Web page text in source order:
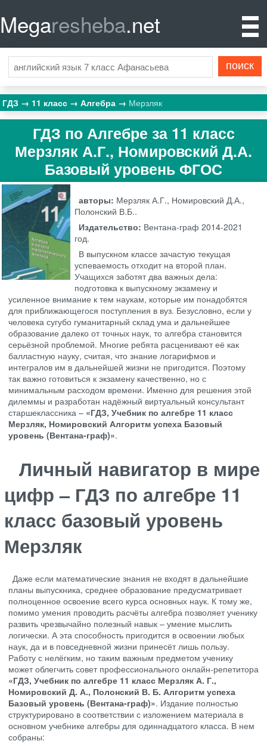
Megaresheba.net
ГДЗ 11 класс Алгебра Мерзляк
ГДЗ по Алгебре за 11 класс
Мерзляк А.Г., Номировский Д.А.
Базовый уровень ФГОС
авторы: Мерзляк А.Г., Номировский Д.А.,
Полонский В.Б..
Издательство: Вентана-граф 2014-2021
год.
В выпускном классе зачастую текущая
успеваемость отходит на второй план.
Учащихся заботят два важных дела:
подготовка к выпускному экзамену и
усиленное внимание к тем наукам, которые им понадобятся
для приближающегося поступления в вуз. Безусловно, если у
человека сугубо гуманитарный склад ума и дальнейшее
образование далеко от точных наук, то алгебра становится
серьёзной проблемой. Многие ребята расценивают её как
балластную науку, считая, что знание логарифмов и
интегралов им в дальнейшей жизни не пригодится. Поэтому
так важно готовиться к экзамену качественно, но с
минимальным расходом времени. Именно для решения этой
дилеммы и разработан надёжный виртуальный консультант
старшеклассника – «ГДЗ, Учебник по алгебре 11 класс
Мерзляк, Номировский Алгоритм успеха Базовый
уровень (Вентана-граф)».
Личный навигатор в мире
цифр – ГДЗ по алгебре 11
класс базовый уровень
Мерзляк
Даже если математические знания не входят в дальнейшие
планы выпускника, среднее образование предусматривает
полноценное освоение всего курса основных наук. К тому же,
помимо умения проводить расчёты алгебра позволяет ученику
развить чрезвычайно полезный навык – умение мыслить
логически. А эта способность пригодится в освоении любых
наук, да и в повседневной жизни принесёт лишь пользу.
Работу с нелёгким, но таким важным предметом ученику
может облегчить совет профессионального онлайн-репетитора
«ГДЗ, Учебник по алгебре 11 класс Мерзляк А. Г.,
Номировский Д. А., Полонский В. Б. Алгоритм успеха
Базовый уровень (Вентана-граф)». Издание полностью
структурировано в соответствии с изложением материала в
основном учебнике алгебры для одиннадцатого класса. В нем
собраны: